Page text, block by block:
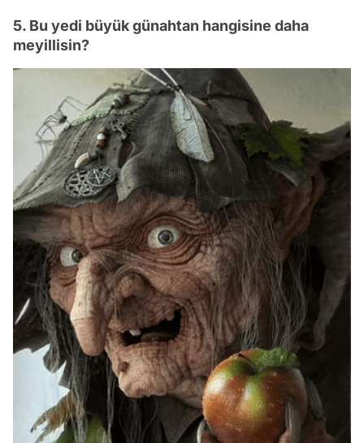
5. Bu yedi büyük günahtan hangisine daha
meyillisin?